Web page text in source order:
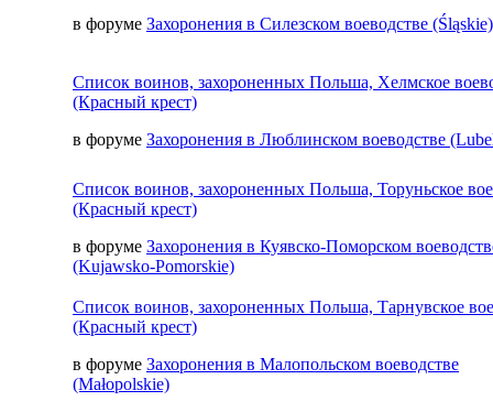
в форуме Захоронения в Силезском воеводстве (Śląskie)
Список воинов, захороненных Польша, Хелмское
(Красный крест)
в форуме Захоронения в Люблинском воеводстве
Список воинов, захороненных Польша, Торуньское
(Красный крест)
в форуме Захоронения в Куявско-Поморском
(Kujawsko-Pomorskie)
Список воинов, захороненных Польша, Тарнувское
(Красный крест)
в форуме Захоронения в Малопольском воеводстве
(Małopolskie)